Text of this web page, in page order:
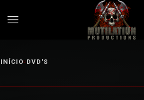
INÍCIO DVD'S